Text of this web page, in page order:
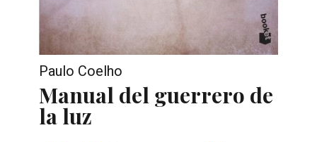
Paulo Coelho
Manual del guerrero de
la luz